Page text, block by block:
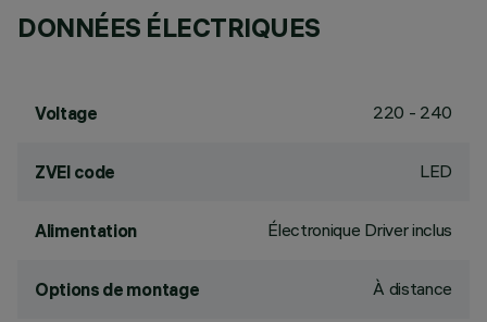
DONNÉES ÉLECTRIQUES
Voltage 220 - 240
ZVEI code LED
Alimentation Électronique Driver inclus
Options de montage À distance